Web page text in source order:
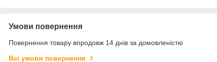
Умови повернення
Повернення товару впродовж 14 днів за домовленістю
Всі умови повернення